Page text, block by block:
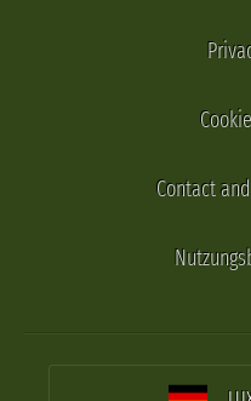
Contact